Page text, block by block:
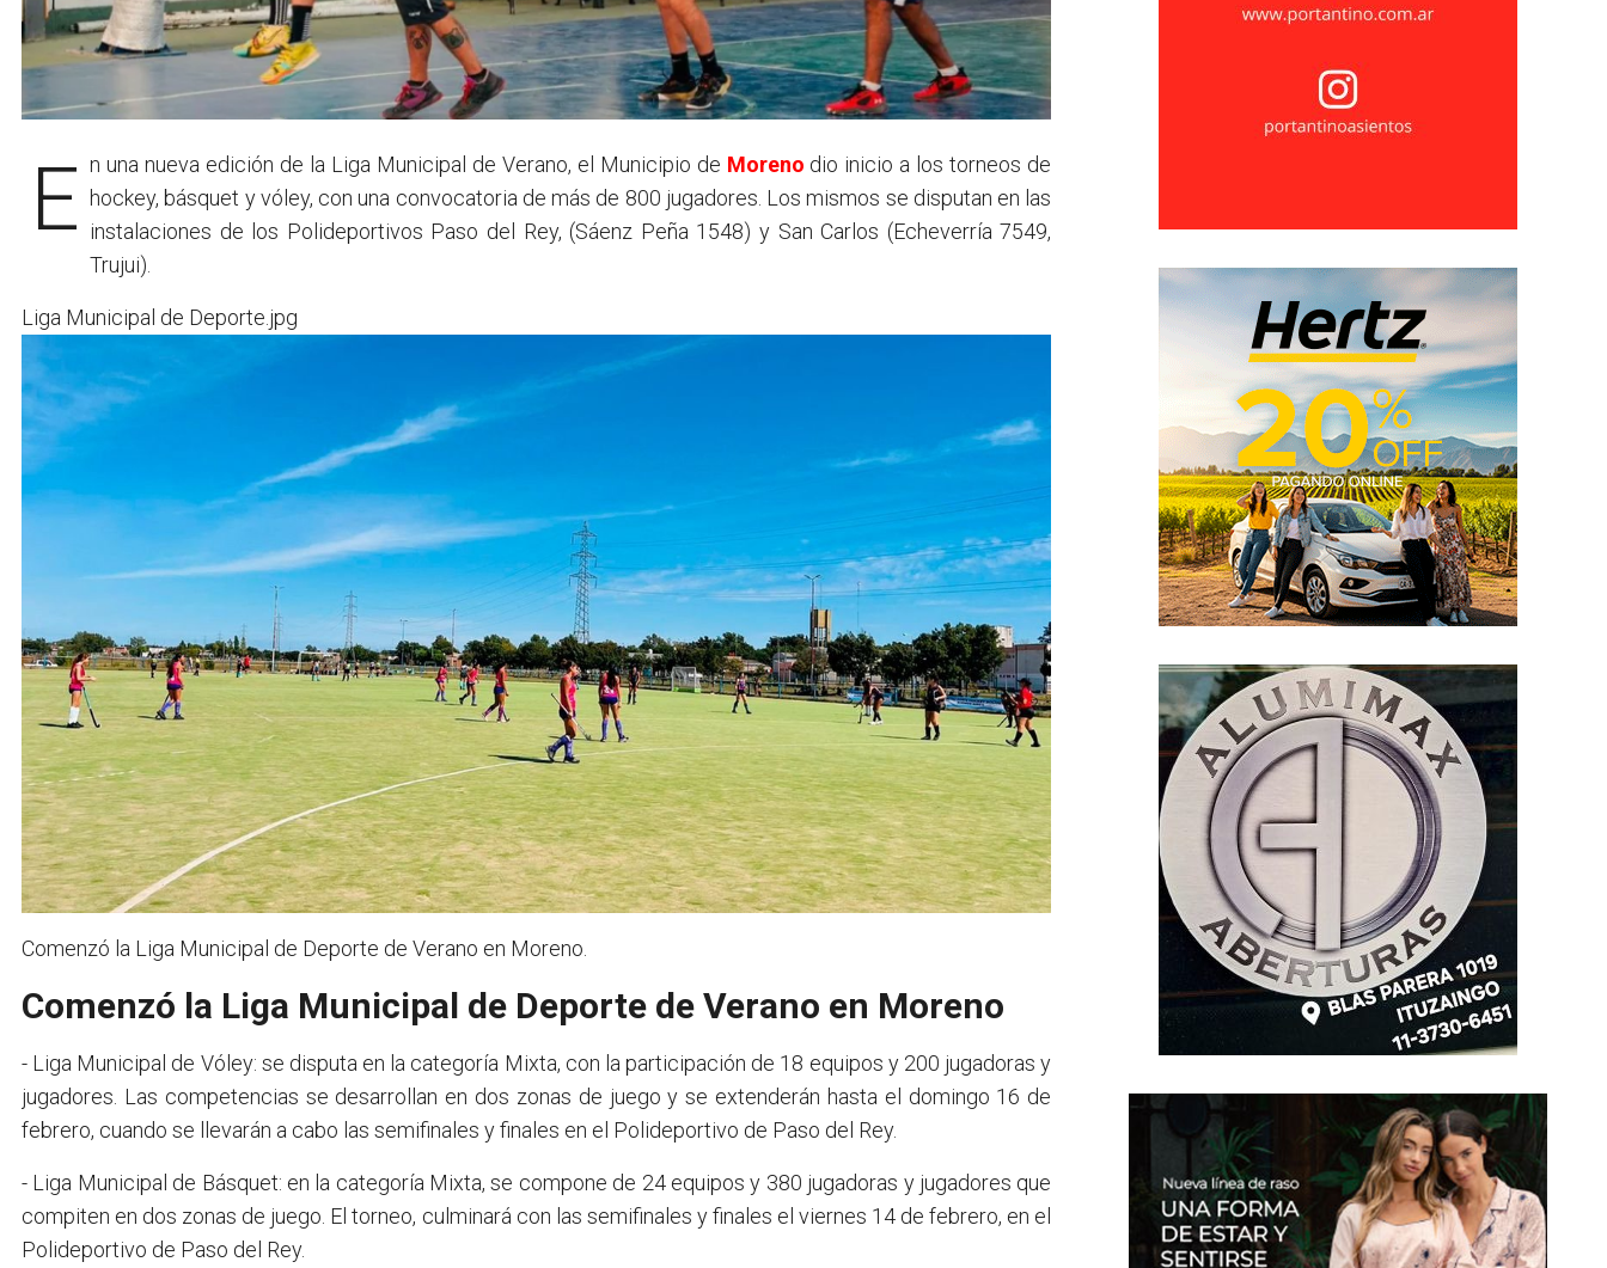
En una nueva edición de la Liga Municipal de Verano, el Municipio de Moreno dio inicio a los torneos de
hockey, básquet y vóley, con una convocatoria de más de 800 jugadores. Los mismos se disputan en las
instalaciones de los Polideportivos Paso del Rey, (Sáenz Peña 1548) y San Carlos (Echeverría 7549,
Trujui).
Liga Municipal de Deporte.jpg
Comenzó la Liga Municipal de Deporte de Verano en Moreno.
Comenzó la Liga Municipal de Deporte de Verano en Moreno
- Liga Municipal de Vóley: se disputa en la categoría Mixta, con la participación de 18 equipos y 200 jugadoras y
jugadores. Las competencias se desarrollan en dos zonas de juego y se extenderán hasta el domingo 16 de
febrero, cuando se llevarán a cabo las semifinales y finales en el Polideportivo de Paso del Rey.
- Liga Municipal de Básquet: en la categoría Mixta, se compone de 24 equipos y 380 jugadoras y jugadores que
compiten en dos zonas de juego. El torneo, culminará con las semifinales y finales el viernes 14 de febrero, en el
Polideportivo de Paso del Rey.